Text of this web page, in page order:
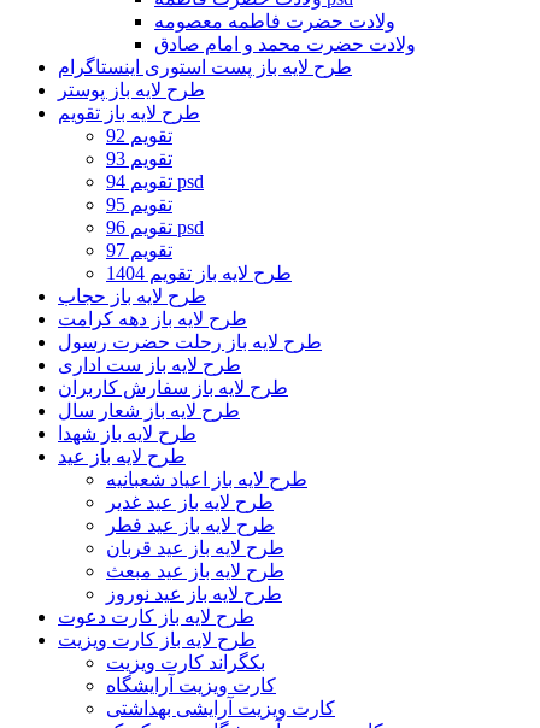
ولادت حضرت فاطمه معصومه
ولادت حضرت محمد و امام صادق
طرح لایه باز پست استوری اینستاگرام
طرح لایه باز پوستر
طرح لایه باز تقویم
تقویم 92
تقویم 93
تقویم 94 psd
تقویم 95
تقویم 96 psd
تقویم 97
طرح لایه باز تقویم 1404
طرح لایه باز حجاب
طرح لایه باز دهه کرامت
طرح لایه باز رحلت حضرت رسول
طرح لایه باز ست اداری
طرح لایه باز سفارش کاربران
طرح لایه باز شعار سال
طرح لایه باز شهدا
طرح لایه باز عید
طرح لایه باز اعیاد شعبانیه
طرح لایه باز عید غدیر
طرح لایه باز عید فطر
طرح لایه باز عید قربان
طرح لایه باز عید مبعث
طرح لایه باز عید نوروز
طرح لایه باز کارت دعوت
طرح لایه باز کارت ویزیت
بکگراند کارت ویزیت
کارت ویزیت آرایشگاه
کارت ویزیت آرایشی بهداشتی